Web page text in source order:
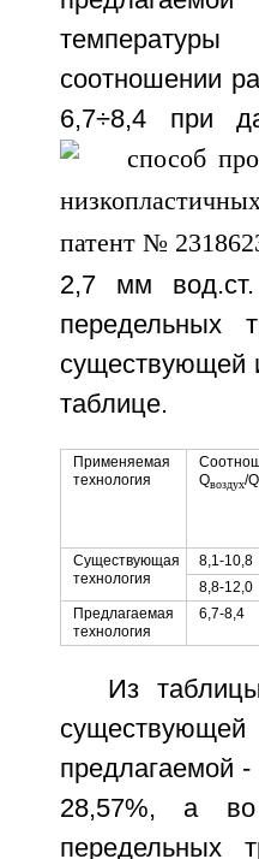
соотношении
6,7÷8,4 при
2,7 мм вод.ст.
передельных
существующей
таблице.
Применяемая
технология
Qвоздух/Q
Существующая
технология
8,1-10,8
8,8-12,0
Предлагаемая
технология
6,7-8,4
Из
предлагаемой
28,57%, а
передельных